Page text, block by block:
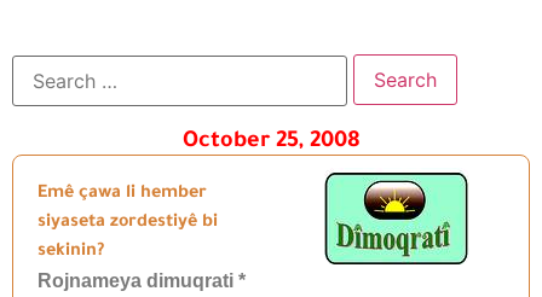
October 25, 2008
Emê çawa li hember
siyaseta zordestiyê bi
sekinin?
Rojnameya dimuqrati *